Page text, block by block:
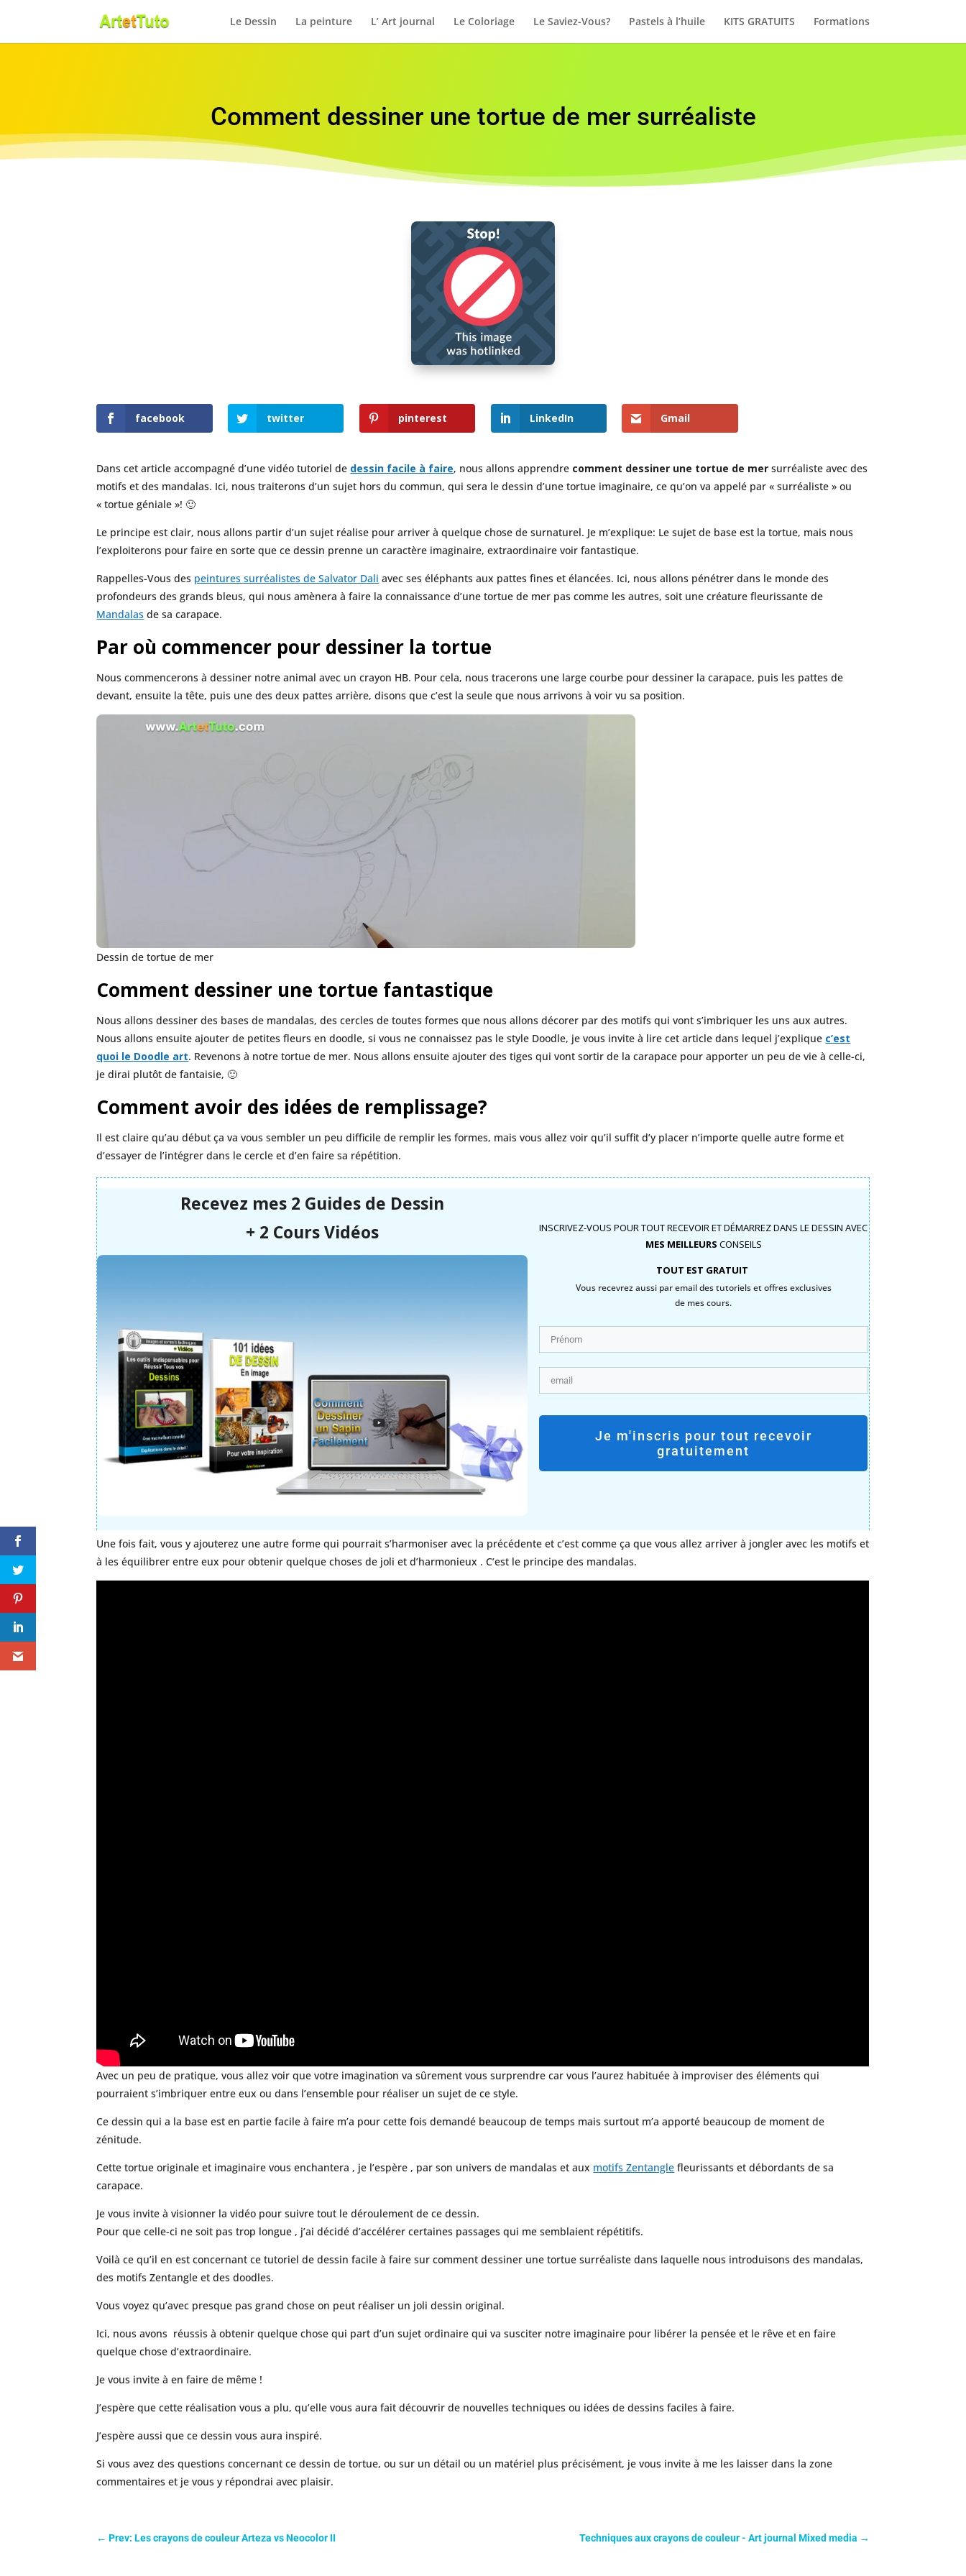
Le Dessin La peinture L’ Art journal Le Coloriage Le Saviez-Vous? Pastels à l’huile KITS GRATUITS Formations
Comment dessiner une tortue de mer surréaliste
facebook twitter pinterest LinkedIn Gmail
Dans cet article accompagné d’une vidéo tutoriel de dessin facile à faire, nous allons apprendre comment dessiner une tortue de mer surréaliste avec des
motifs et des mandalas. Ici, nous traiterons d’un sujet hors du commun, qui sera le dessin d’une tortue imaginaire, ce qu’on va appelé par « surréaliste » ou
« tortue géniale »! 🙂
Le principe est clair, nous allons partir d’un sujet réalise pour arriver à quelque chose de surnaturel. Je m’explique: Le sujet de base est la tortue, mais nous
l’exploiterons pour faire en sorte que ce dessin prenne un caractère imaginaire, extraordinaire voir fantastique.
Rappelles-Vous des peintures surréalistes de Salvator Dali avec ses éléphants aux pattes fines et élancées. Ici, nous allons pénétrer dans le monde des
profondeurs des grands bleus, qui nous amènera à faire la connaissance d’une tortue de mer pas comme les autres, soit une créature fleurissante de
Mandalas de sa carapace.
Par où commencer pour dessiner la tortue
Nous commencerons à dessiner notre animal avec un crayon HB. Pour cela, nous tracerons une large courbe pour dessiner la carapace, puis les pattes de
devant, ensuite la tête, puis une des deux pattes arrière, disons que c’est la seule que nous arrivons à voir vu sa position.
Dessin de tortue de mer
Comment dessiner une tortue fantastique
Nous allons dessiner des bases de mandalas, des cercles de toutes formes que nous allons décorer par des motifs qui vont s’imbriquer les uns aux autres.
Nous allons ensuite ajouter de petites fleurs en doodle, si vous ne connaissez pas le style Doodle, je vous invite à lire cet article dans lequel j’explique c’est
quoi le Doodle art. Revenons à notre tortue de mer. Nous allons ensuite ajouter des tiges qui vont sortir de la carapace pour apporter un peu de vie à celle-ci,
je dirai plutôt de fantaisie, 🙂
Comment avoir des idées de remplissage?
Il est claire qu’au début ça va vous sembler un peu difficile de remplir les formes, mais vous allez voir qu’il suffit d’y placer n’importe quelle autre forme et
d’essayer de l’intégrer dans le cercle et d’en faire sa répétition.
Recevez mes 2 Guides de Dessin
+ 2 Cours Vidéos
INSCRIVEZ-VOUS POUR TOUT RECEVOIR ET DÉMARREZ DANS LE DESSIN AVEC
MES MEILLEURS CONSEILS
TOUT EST GRATUIT
Vous recevrez aussi par email des tutoriels et offres exclusives
de mes cours.
Je m'inscris pour tout recevoir
gratuitement
Une fois fait, vous y ajouterez une autre forme qui pourrait s’harmoniser avec la précédente et c’est comme ça que vous allez arriver à jongler avec les motifs et
à les équilibrer entre eux pour obtenir quelque choses de joli et d’harmonieux . C’est le principe des mandalas.
Avec un peu de pratique, vous allez voir que votre imagination va sûrement vous surprendre car vous l’aurez habituée à improviser des éléments qui
pourraient s’imbriquer entre eux ou dans l’ensemble pour réaliser un sujet de ce style.
Ce dessin qui a la base est en partie facile à faire m’a pour cette fois demandé beaucoup de temps mais surtout m’a apporté beaucoup de moment de
zénitude.
Cette tortue originale et imaginaire vous enchantera , je l’espère , par son univers de mandalas et aux motifs Zentangle fleurissants et débordants de sa
carapace.
Je vous invite à visionner la vidéo pour suivre tout le déroulement de ce dessin.
Pour que celle-ci ne soit pas trop longue , j’ai décidé d’accélérer certaines passages qui me semblaient répétitifs.
Voilà ce qu’il en est concernant ce tutoriel de dessin facile à faire sur comment dessiner une tortue surréaliste dans laquelle nous introduisons des mandalas,
des motifs Zentangle et des doodles.
Vous voyez qu’avec presque pas grand chose on peut réaliser un joli dessin original.
Ici, nous avons réussis à obtenir quelque chose qui part d’un sujet ordinaire qui va susciter notre imaginaire pour libérer la pensée et le rêve et en faire
quelque chose d’extraordinaire.
Je vous invite à en faire de même !
J’espère que cette réalisation vous a plu, qu’elle vous aura fait découvrir de nouvelles techniques ou idées de dessins faciles à faire.
J’espère aussi que ce dessin vous aura inspiré.
Si vous avez des questions concernant ce dessin de tortue, ou sur un détail ou un matériel plus précisément, je vous invite à me les laisser dans la zone
commentaires et je vous y répondrai avec plaisir.
←Prev: Les crayons de couleur Arteza vs Neocolor II Techniques aux crayons de couleur - Art journal Mixed media →